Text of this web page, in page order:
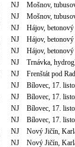
NJ
Mošnov,
NJ
Mošnov,
NJ
Hájov,
NJ
Hájov,
NJ
Hájov,
NJ
Trnávka,
NJ
Frenštát pod
NJ
Bílovec, 17.
NJ
Bílovec, 17.
NJ
Bílovec, 17.
NJ
Bílovec, 17.
NJ
Nový Jičín,
NJ
Nový Jičín,